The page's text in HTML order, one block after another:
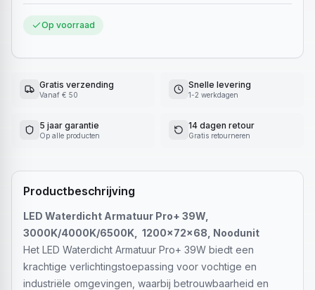
Op voorraad
Gratis verzending
Vanaf € 50
Snelle levering
1-2 werkdagen
5 jaar garantie
Op alle producten
14 dagen retour
Gratis retourneren
Productbeschrijving
LED Waterdicht Armatuur Pro+ 39W,
3000K/4000K/6500K, 1200x72x68, Noodunit
Het LED Waterdicht Armatuur Pro+ 39W biedt een
krachtige verlichtingstoepassing voor vochtige en
industriële omgevingen, waarbij betrouwbaarheid en